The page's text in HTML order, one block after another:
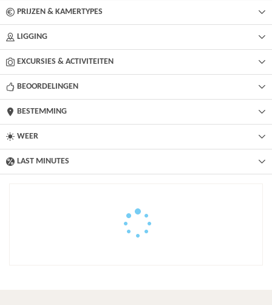
PRIJZEN & KAMERTYPES
LIGGING
EXCURSIES & ACTIVITEITEN
BEOORDELINGEN
BESTEMMING
WEER
LAST MINUTES